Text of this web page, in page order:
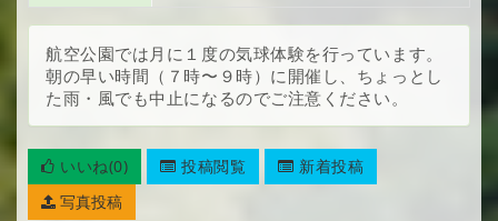
航空公園では月に１度の気球体験を行っています。
朝の早い時間（７時〜９時）に開催し、ちょっとし
た雨・風でも中止になるのでご注意ください。
いいね(0) 投稿閲覧
新着投稿
写真投稿